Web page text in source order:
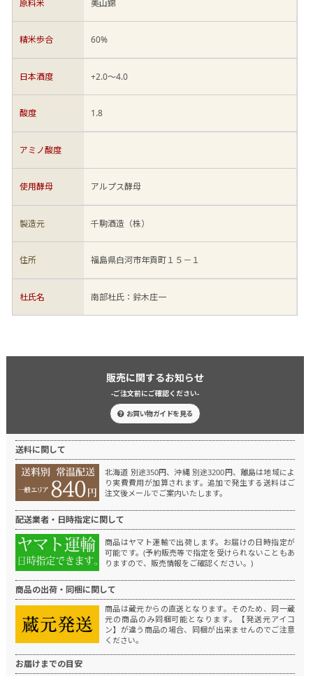
原料米 美山錦
精米歩合 60%
日本酒度 +2.0～4.0
酸度 1.8
アミノ酸度
使用酵母 アルプス酵母
製造元 千駒酒造（株）
住所 福島県白河市年貢町１５－１
杜氏名 南部杜氏：鈴木庄一
販売に関するお知らせ
-ご注文前にご確認ください-
お買い物ガイドを見る
送料に関して
北海道 別途350円、沖縄 別途3200円、離島は地域によ
り実費費用が加算されます。 追加で発生する送料はご
注文後メールでご案内いたします。
配送業者・日時指定に関して
商品はヤマト運輸で出荷します。 お届けの日時指定が
可能です。(予約販売等で指定を受けられないこともあ
りますので、販売情報をご確認ください。)
商品の出荷・同梱に関して
商品は蔵元からの直送となります。 そのため、同一蔵
元の商品のみ同梱可能となります。
【発送元アイコ
ン】が違う商品の場合、同梱が出来ませんのでご注意
ください。
お届けまでの目安